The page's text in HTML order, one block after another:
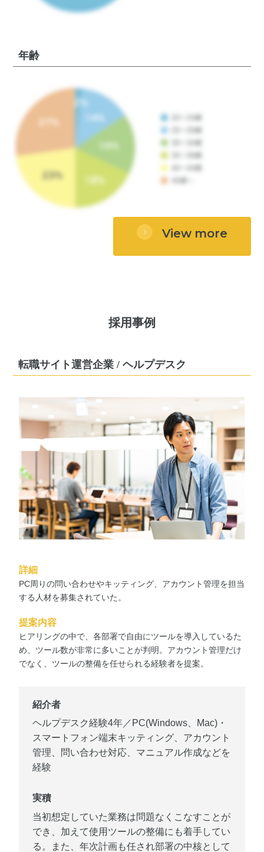
年齢
View more
採用事例
転職サイト運営企業 / ヘルプデスク
詳細
PC周りの問い合わせやキッティング、アカウント管理を担当
する人材を募集されていた。
提案内容
ヒアリングの中で、各部署で自由にツールを導入しているた
め、ツール数が非常に多いことが判明。アカウント管理だけ
でなく、ツールの整備を任せられる経験者を提案。
紹介者
ヘルプデスク経験4年／PC(Windows、Mac)・
スマートフォン端末キッティング、アカウント
管理、問い合わせ対応、マニュアル作成などを
経験
実積
当初想定していた業務は問題なくこなすことが
でき、加えて使用ツールの整備にも着手してい
る。また、年次計画も任され部署の中核として